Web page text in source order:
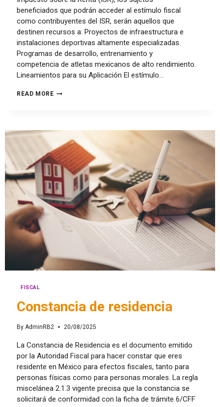
beneficiados que podrán acceder al estímulo fiscal
como contribuyentes del ISR, serán aquellos que
destinen recursos a: Proyectos de infraestructura e
instalaciones deportivas altamente especializadas.
Programas de desarrollo, entrenamiento y
competencia de atletas mexicanos de alto rendimiento.
Lineamientos para su Aplicación El estímulo…
READ MORE
FISCAL
Constancia de residencia
By AdminRB2 20/08/2025
La Constancia de Residencia es el documento emitido
por la Autoridad Fiscal para hacer constar que eres
residente en México para efectos fiscales, tanto para
personas físicas como para personas morales. La regla
miscelánea 2.1.3 vigente precisa que la constancia se
solicitará de conformidad con la ficha de trámite 6/CFF